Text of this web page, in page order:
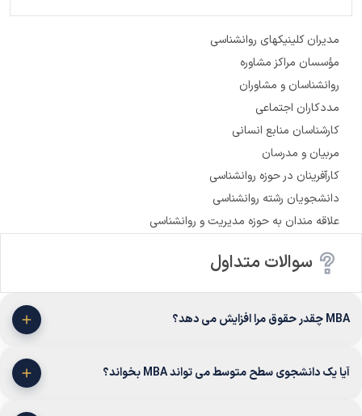
مدیران کلینیک­های روان­شناسی
مؤسسان مراکز مشاوره
روان­شناسان و مشاوران
مددکاران اجتماعی
کارشناسان منابع انسانی
مربیان و مدرسان
کارآفرینان در حوزه روان­شناسی
دانشجویان رشته روان­شناسی
علاقه­ مندان به حوزه مدیریت و روان­شناسی
سوالات متداول
MBA چقدر حقوق مرا افزایش می دهد؟
آیا یک دانشجوی سطح متوسط می تواند MBA بخواند؟